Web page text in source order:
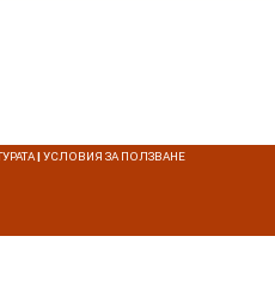
|УСЛОВИЯ ЗА ПОЛЗВАНЕ